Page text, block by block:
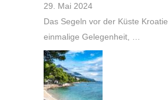
29. Mai 2024
Das Segeln vor der Küste
einmalige Gelegenheit, …